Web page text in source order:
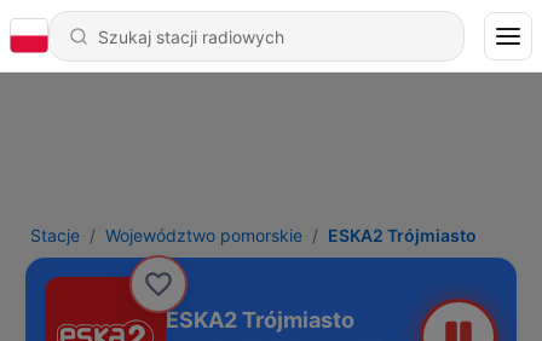
Stacje Województwo pomorskie ESKA2 Trójmiasto
ESKA2 Trójmiasto